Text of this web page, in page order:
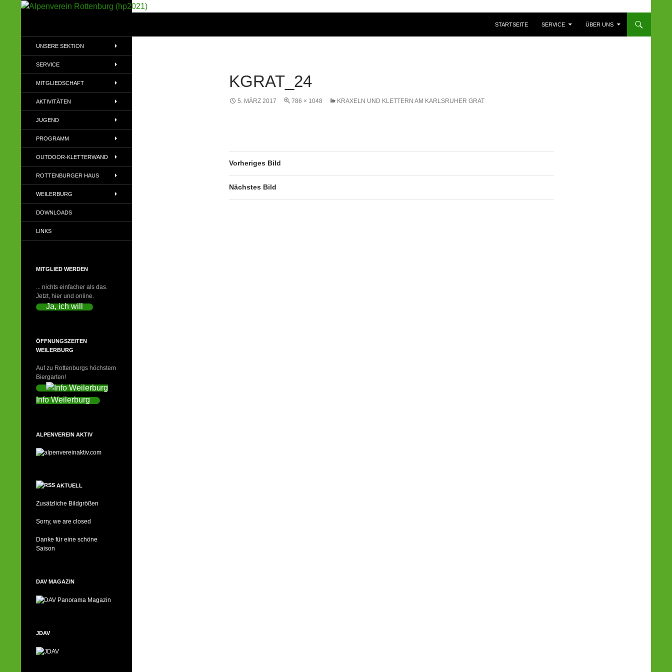
STARTSEITE
SERVICE ÜBER UNS
KGRAT_24
5. MÄRZ 2017 786 × 1048 KRAXELN UND KLETTERN AM KARLSRUHER GRAT
Vorheriges Bild
Nächstes Bild
(DAV)
UNSERE SEKTION
SERVICE
MITGLIEDSCHAFT
AKTIVITÄTEN
JUGEND
PROGRAMM
OUTDOOR-KLETTERWAND
ROTTENBURGER HAUS
WEILERBURG
DOWNLOADS
LINKS
MITGLIED WERDEN
... nichts einfacher als das.
Jetzt, hier und online.
Ja, ich will
ÖFFNUNGSZEITEN
WEILERBURG
Auf zu Rottenburgs höchstem
Biergarten!
Info Weilerburg
ALPENVEREIN AKTIV
AKTUELL
Zusätzliche Bildgrößen
Sorry, we are closed
Danke für eine schöne
Saison
DAV MAGAZIN
JDAV